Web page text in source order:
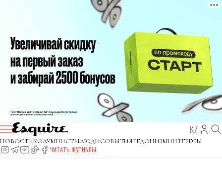
KZ
НОВОСТИКОЛУМНИСТЫЛЮДИСОБЫТИЯГЕДОНИЗМИНТЕРЕСЫ
ЧИТАТЬ ЖУРНАЛЫ